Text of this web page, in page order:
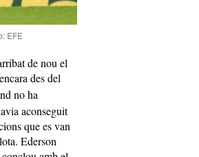
EFE
de nou el
encara des del
no ha
aconseguit
que es van
Ederson